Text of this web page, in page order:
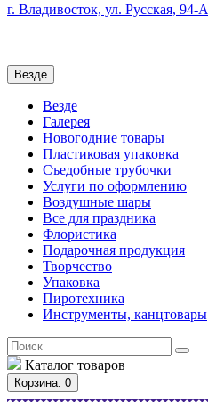
г. Владивосток, ул. Русская, 94-А
Везде
Везде
Галерея
Новогодние товары
Пластиковая упаковка
Съедобные трубочки
Услуги по оформлению
Воздушные шары
Все для праздника
Флористика
Подарочная продукция
Творчество
Упаковка
Пиротехника
Инструменты, канцтовары
Каталог товаров
Корзина: 0